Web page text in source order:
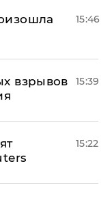
15:46
взрывов
15:39
15:22